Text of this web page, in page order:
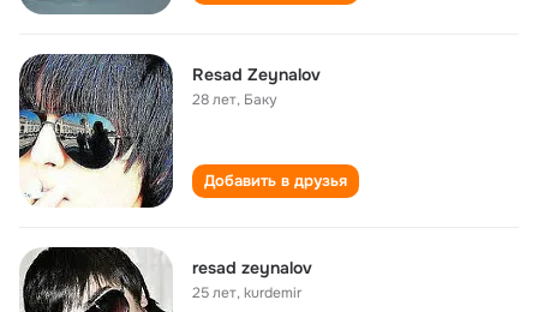
Resad Zeynalov
28 лет, Баку
Добавить в друзья
resad zeynalov
25 лет,kurdemir